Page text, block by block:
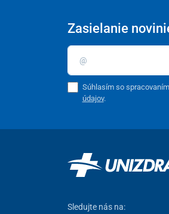
Zasielanie
Súhlasím so
údajov.
Sledujte nás na: